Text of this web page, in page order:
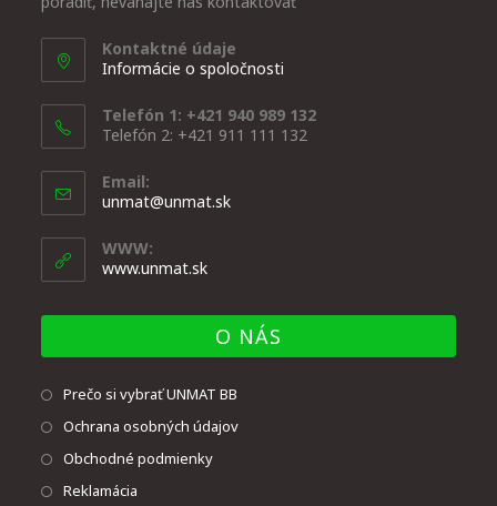
Kontaktné údaje
Informácie o spoločnosti
Telefón 1: +421 940 989 132
Telefón 2: +421 911 111 132
Email:
unmat@unmat.sk
WWW:
www.unmat.sk
O NÁS
Prečo si vybrať UNMAT BB
Ochrana osobných údajov
Obchodné podmienky
Reklamácia